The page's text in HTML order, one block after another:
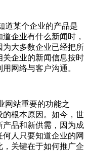
道某个企业的产品是
企业有什么新闻时，
大多数企业已经把所
企业的新闻信息按时
网络与客户沟通。
网站重要的功能之
根本原因。如今，世
品和新供需，因为成
人只要知道企业的网
关键在于如何推广企